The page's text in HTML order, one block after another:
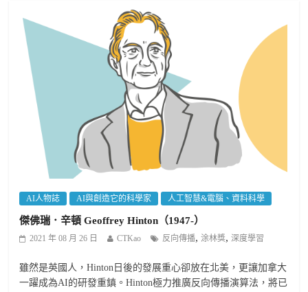
AI人物誌 AI與創造它的科學家 人工智慧&電腦、資料科學
傑佛瑞．辛頓 Geoffrey Hinton（1947-）
2021 年 08 月 26 日 CTKao 反向傳播,涂林獎,深度學習
雖然是英國人，Hinton日後的發展重心卻放在北美，更讓加拿大
一躍成為AI的研發重鎮。Hinton極力推廣反向傳播演算法，將已